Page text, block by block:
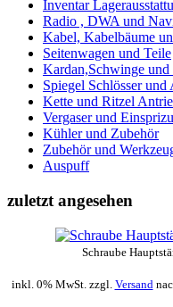
Inventar
Radio , DWA und
Kabel, Kabelbäume
Seitenwagen und Teile
Kardan,Schwinge
Spiegel Schlösser
Kette und Ritzel
Vergaser und
Kühler und Zubehör
Zubehör und
Auspuff
zuletzt angesehen
Schraube
inkl. 0% MwSt. zzgl. Versand